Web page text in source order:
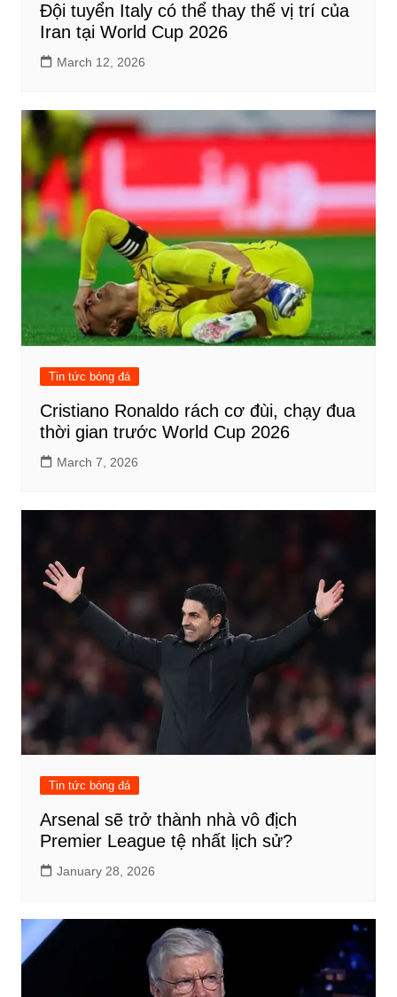
Đội tuyển Italy có thể thay thế vị trí của
Iran tại World Cup 2026
March 12, 2026
Tin tức bóng đá
Cristiano Ronaldo rách cơ đùi, chạy đua
thời gian trước World Cup 2026
March 7, 2026
Tin tức bóng đá
Arsenal sẽ trở thành nhà vô địch
Premier League tệ nhất lịch sử?
January 28, 2026